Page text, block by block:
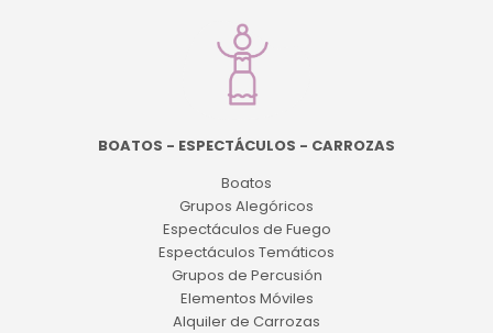
BOATOS - ESPECTÁCULOS - CARROZAS
Boatos
Grupos Alegóricos
Espectáculos de Fuego
Espectáculos Temáticos
Grupos de Percusión
Elementos Móviles
Alquiler de Carrozas